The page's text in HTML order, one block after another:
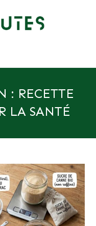
: RECETTE
LA SANTÉ